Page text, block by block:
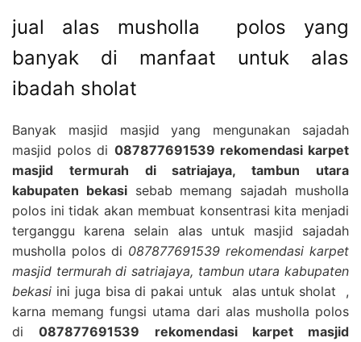
jual alas musholla polos yang
banyak di manfaat untuk alas
ibadah sholat
Banyak masjid masjid yang mengunakan sajadah
masjid polos di 087877691539 rekomendasi karpet
masjid termurah di satriajaya, tambun utara
kabupaten bekasisebab memang sajadah musholla
polos ini tidak akan membuat konsentrasi kita menjadi
terganggu karena selain alas untuk masjid sajadah
musholla polos di 087877691539 rekomendasi karpet
masjid termurah di satriajaya, tambun utara kabupaten
bekasi ini juga bisa di pakai untuk alas untuk sholat ,
karna memang fungsi utama dari alas musholla polos
di087877691539 rekomendasi karpet masjid